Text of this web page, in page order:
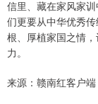
信里、藏在家风家
们更要从中华优秀
根、厚植家国之情
力。
来源：赣南红客户端